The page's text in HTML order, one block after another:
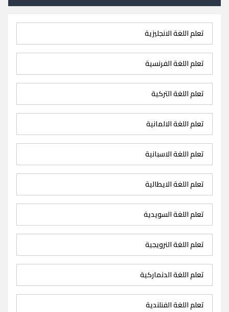
تعلم اللغة الانجليزية
تعلم اللغة الفرنسية
تعلم اللغة التركية
تعلم اللغة الالمانية
تعلم اللغة الاسبانية
تعلم اللغة الايطالية
تعلم اللغة السويدية
تعلم اللغة النرويجية
تعلم اللغة الدنماركية
تعلم اللغة الفنلندية